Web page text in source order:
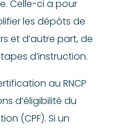
Celle-ci a pour
les dépôts de
et d’autre part, de
d’instruction.
au RNCP
d’éligibilité du
(CPF). Si un